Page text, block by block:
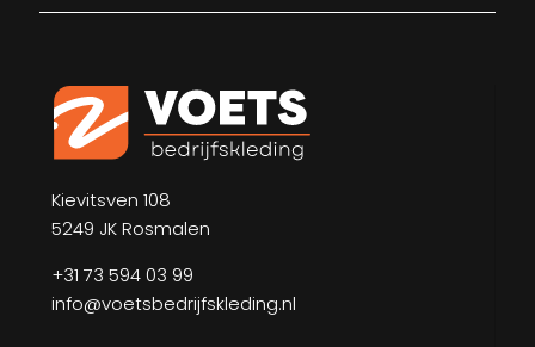
Kievitsven 108
5249 JK Rosmalen
+31 73 594 03 99
info@voetsbedrijfskleding.nl